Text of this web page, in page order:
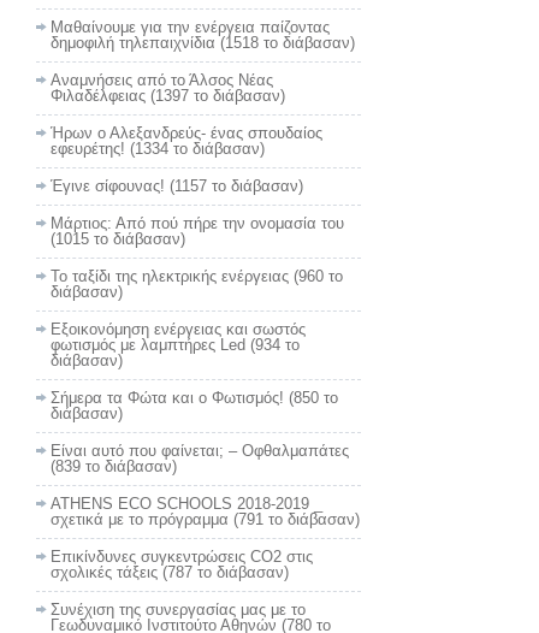
Μαθαίνουμε για την ενέργεια παίζοντας
δημοφιλή τηλεπαιχνίδια (1518 το διάβασαν)
Αναμνήσεις από το Άλσος Νέας
Φιλαδέλφειας (1397 το διάβασαν)
Ήρων ο Αλεξανδρεύς- ένας σπουδαίος
εφευρέτης! (1334 το διάβασαν)
Έγινε σίφουνας! (1157 το διάβασαν)
Μάρτιος: Από πού πήρε την ονομασία του
(1015 το διάβασαν)
Το ταξίδι της ηλεκτρικής ενέργειας (960 το
διάβασαν)
Εξοικονόμηση ενέργειας και σωστός
φωτισμός με λαμπτήρες Led (934 το
διάβασαν)
Σήμερα τα Φώτα και ο Φωτισμός! (850 το
διάβασαν)
Είναι αυτό που φαίνεται; – Οφθαλμαπάτες
(839 το διάβασαν)
ATHENS ECO SCHOOLS 2018-2019 _
σχετικά με το πρόγραμμα (791 το διάβασαν)
Επικίνδυνες συγκεντρώσεις CO2 στις
σχολικές τάξεις (787 το διάβασαν)
Συνέχιση της συνεργασίας μας με το
Γεωδυναμικό Ινστιτούτο Αθηνών (780 το